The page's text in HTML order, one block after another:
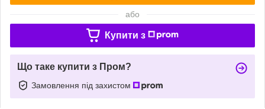
або
Купити з
Що таке купити з Пром?
Замовлення під захистом